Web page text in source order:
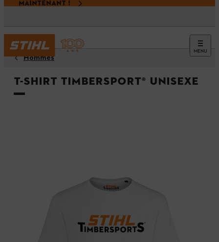
MAINTENANT !
MENU
Hommes
T-shirt TIMBERSPORT® Unisexe